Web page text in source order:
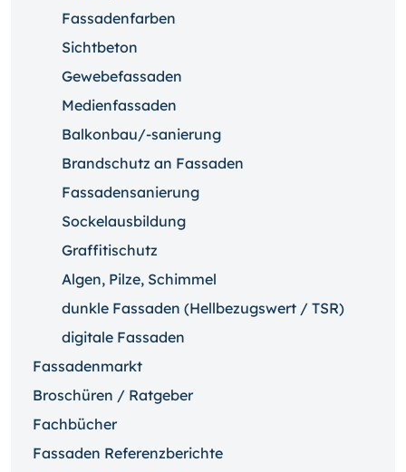
Fassadenfarben
Sichtbeton
Gewebefassaden
Medienfassaden
Balkonbau/-sanierung
Brandschutz an Fassaden
Fassadensanierung
Sockelausbildung
Graffitischutz
Algen, Pilze, Schimmel
dunkle Fassaden (Hellbezugswert / TSR)
digitale Fassaden
Fassadenmarkt
Broschüren / Ratgeber
Fachbücher
Fassaden Referenzberichte